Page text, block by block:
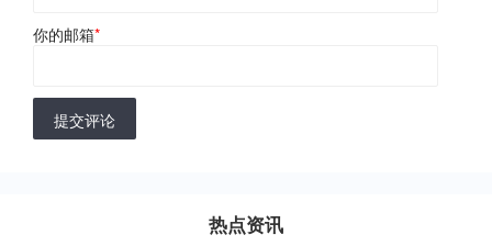
你的邮箱*
提交评论
热点资讯